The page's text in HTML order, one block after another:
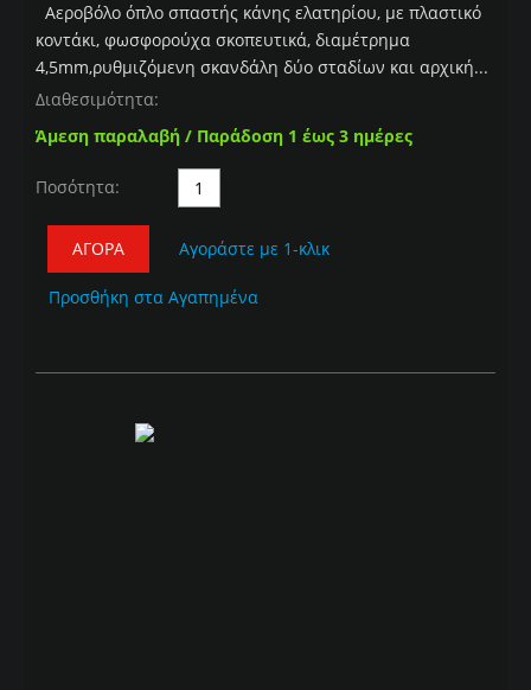
Αεροβόλο όπλο σπαστής κάνης ελατηρίου, με πλαστικό
κοντάκι, φωσφορούχα σκοπευτικά, διαμέτρημα
4,5mm,ρυθμιζόμενη σκανδάλη δύο σταδίων και αρχική...
Διαθεσιμότητα:
Άμεση παραλαβή / Παράδοση 1 έως 3 ημέρες
Ποσότητα:
ΑΓΟΡΆ Αγοράστε με 1-κλικ
Προσθήκη στα Αγαπημένα